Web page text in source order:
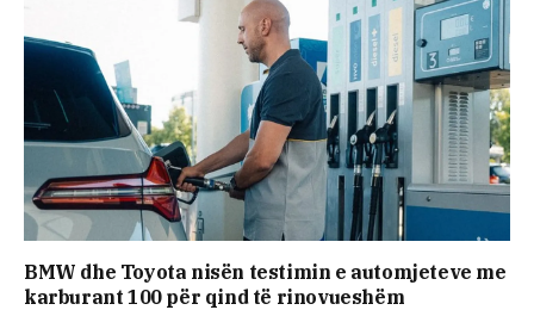
BMW dhe Toyota nisën testimin e automjeteve me
karburant 100 për qind të rinovueshëm